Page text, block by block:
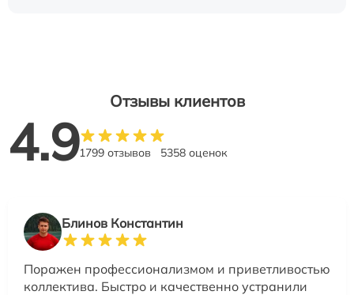
Отзывы клиентов
4.91799 отзывов 5358 оценок
Блинов Константин
Поражен профессионализмом и приветливостью
коллектива. Быстро и качественно устранили